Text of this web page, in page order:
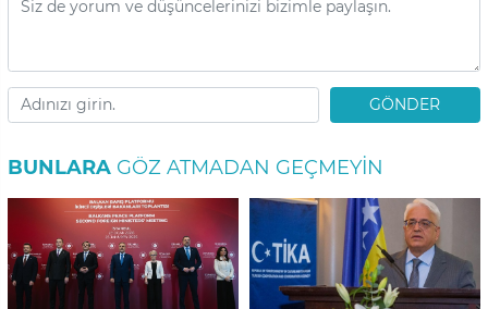
GÖNDER
BUNLARA GÖZ ATMADAN GEÇMEYIN